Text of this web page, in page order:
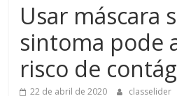
Usar máscara
sintoma pode
risco de
22 de abril de 2020 classelider